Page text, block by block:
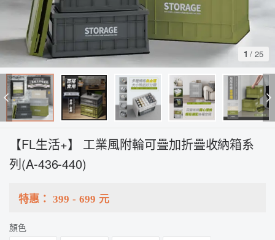
1 / 25
【FL生活+】 工業風附輪可疊加折疊收納箱系
列(A-436-440)
特惠： 399 - 699 元
顏色